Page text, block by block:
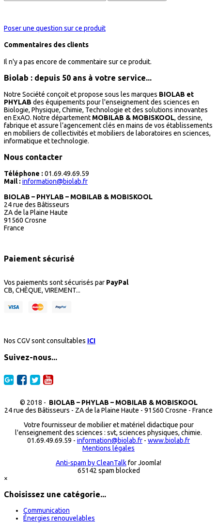
Poser une question sur ce produit
Commentaires des clients
Il n'y a pas encore de commentaire sur ce produit.
Biolab : depuis 50 ans à votre service...
Notre Société conçoit et propose sous les marques BIOLAB et
PHYLAB des équipements pour l'enseignement des sciences en
Biologie, Physique, Chimie, Technologie et des solutions innovantes
en ExAO. Notre département MOBILAB & MOBISKOOL, dessine,
fabrique et assure l’agencement clés en mains de vos établissements
en mobiliers de collectivités et mobiliers de laboratoires en sciences,
informatique et technologie.
Nous contacter
Téléphone : 01.69.49.69.59
Mail : information@biolab.fr
BIOLAB – PHYLAB – MOBILAB & MOBISKOOL
24 rue des Bâtisseurs
ZA de la Plaine Haute
91560 Crosne
France
Paiement sécurisé
Vos paiements sont sécurisés par PayPal
CB, CHÈQUE, VIREMENT...
Nos CGV sont consultables ICI
Suivez-nous...
© 2018 - BIOLAB – PHYLAB – MOBILAB & MOBISKOOL
24 rue des Bâtisseurs - ZA de la Plaine Haute - 91560 Crosne - France
Votre fournisseur de mobilier et matériel didactique pour
l'enseignement des sciences : svt, sciences physiques, chimie.
01.69.49.69.59 - information@biolab.fr - www.biolab.fr
Mentions légales
Anti-spam by CleanTalkfor Joomla!
65142 spam blocked
×
Choisissez une catégorie...
Communication
Énergies renouvelables